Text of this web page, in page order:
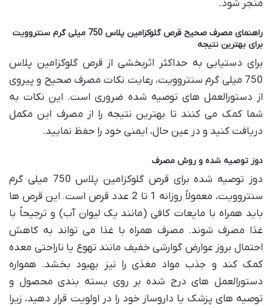
منجر شود.
راهنمای مصرف صحیح قرص گلوکزامین پلاس 750 میلی گرم سنتروویت
برای بهترین نتیجه
برای دستیابی به حداکثر اثربخشی از قرص گلوکزامین پلاس
750 میلی گرم سنتروویت، رعایت نکات مصرف صحیح و پیروی
از دستورالعمل های توصیه شده ضروری است. این نکات به
شما کمک می کنند تا بهترین نتیجه را از مصرف این مکمل
دریافت کنید و در عین حال، ایمنی خود را حفظ نمایید.
دوز توصیه شده و روش مصرف
دوز توصیه شده برای قرص گلوکزامین پلاس 750 میلی گرم
سنتروویت، معمولاً روزانه 1 تا 2 عدد قرص است. این قرص ها
باید همراه با مایعات کافی (مانند یک لیوان آب) و ترجیحاً با
غذا مصرف شوند. مصرف همراه با غذا می تواند به کاهش
احتمال بروز عوارض گوارشی خفیف مانند تهوع یا ناراحتی معده
کمک کند و جذب مواد مغذی را نیز بهبود بخشد. همواره
دستورالعمل های درج شده بر روی بسته بندی محصول و
توصیه های پزشک یا داروساز خود را در اولویت قرار دهید، زیرا